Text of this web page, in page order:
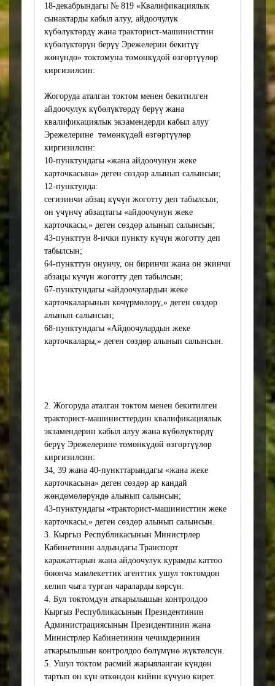
для бесрочного хранения
это позволит сократить
количество документов,
необходимых для
получения удостоверений,
на государственные
органы.
Также это послужит
устранению устаревших и
также позволит сделать
правила более
соответствующими
текущим требованиям.
Сокращение количества
документов и упрощение
государственным органам
более эффективно
выполнять свои функции,
сосредоточившись на
В результате внесения
предложенных изменений
удостоверений
тракториста-машиниста
для граждан,
сокращение времени,
прохождения
квалификационных
экзаменов и
получения водительских уд
остоверений.
Кроме того, это приведет
повышению прозрачности
и доступности
государственных услуг в
сфере приема
квалификационных
экзаменов на право
получения водительских
удостоверений, а также
увеличению уровня
доверия граждан к
государственным органам,
18-декабрындагы № 819 «Квалификациялык
сынактарды кабыл алуу, айдоочулук
күбөлүктөрдү жана тракторист-машинисттин
күбөлүктөрүн берүү Эрежелерин бекитүү
жөнүндө» токтомуна төмөнкүдөй өзгөртүүлөр
киргизилсин:
Жогоруда аталган токтом менен бекитилген
айдоочулук күбөлүктөрдү берүү жана
квалификациялык экзамендерди кабыл алуу
Эрежелерине төмөнкүдөй өзгөртүүлөр
киргизилсин:
10-пунктундагы «жана айдоочунун жеке
карточкасына» деген сөздөр алынып салынсын;
12-пунктунда:
сегизинчи абзац күчүн жоготту деп табылсын;
он үчүнчү абзацтагы «айдоочунун жеке
карточкасы,» деген сөздөр алынып салынсын;
43-пункттун 8-ички пункту күчүн жоготту деп
табылсын;
64-пункттун онунчу, он биринчи жана он экинчи
абзацы күчүн жоготту деп табылсын;
67-пунктундагы «айдоочулардын жеке
карточкаларынын көчүрмөлөрү,» деген сөздөр
алынып салынсын;
68-пунктундагы «Айдоочулардын жеке
карточкалары,» деген сөздөр алынып салынсын.
2. Жогоруда аталган токтом менен бекитилген
тракторист-машинисттердин квалификациялык
экзамендерин кабыл алуу жана күбөлүктөрдү
берүү Эрежелерине төмөнкүдөй өзгөртүүлөр
киргизилсин:
34, 39 жана 40-пункттарындагы «жана жеке
карточкасына» деген сөздөр ар кандай
жөндөмөлөрүндө алынып салынсын;
43-пунктундагы «тракторист-машинисттин жеке
карточкасы,» деген сөздөр алынып салынсын.
3. Кыргыз Республикасынын Министрлер
Кабинетинин алдындагы Транспорт
каражаттарын жана айдоочулук курамды каттоо
боюнча мамлекеттик агенттик ушул токтомдон
келип чыга турган чараларды көрсүн.
4. Бул токтомдун аткарылышын контролдоо
Кыргыз Республикасынын Президентинин
Администрациясынын Президентинин жана
Министрлер Кабинетинин чечимдеринин
аткарылышын контролдоо бөлүмүнө жүктөлсүн.
5. Ушул токтом расмий жарыяланган күндөн
тартып он күн өткөндөн кийин күчүнө кирет.